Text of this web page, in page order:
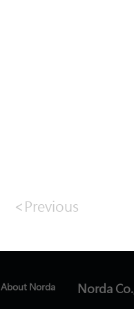
<Previous
About Norda Norda